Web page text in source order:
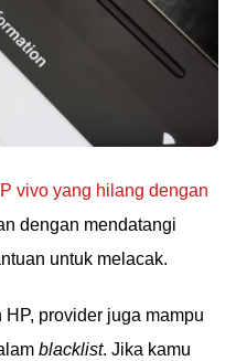
vivo yang hilang dengan
dengan mendatangi
untuk melacak.
provider juga mampu
blacklist. Jika kamu